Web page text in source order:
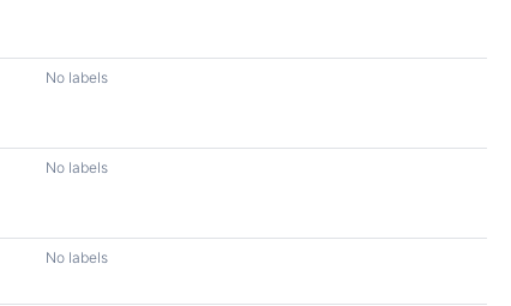
No labels
No labels
No labels